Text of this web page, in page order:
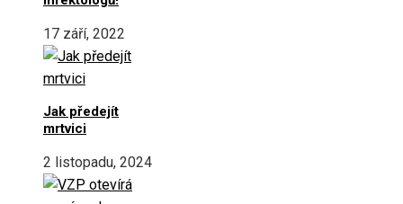
17 září, 2022
Jak předejít
mrtvici
2 listopadu, 2024